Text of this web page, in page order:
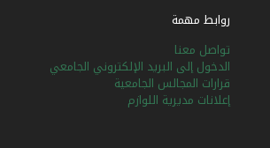
روابط مهمة
تواصل معنا
الدخول إلى البريد الإلكتروني الجامعي
قرارات المجالس الجامعية
إعلانات مديرية اللوازم